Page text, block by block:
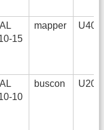
15
mapper U400,
10
buscon U204,